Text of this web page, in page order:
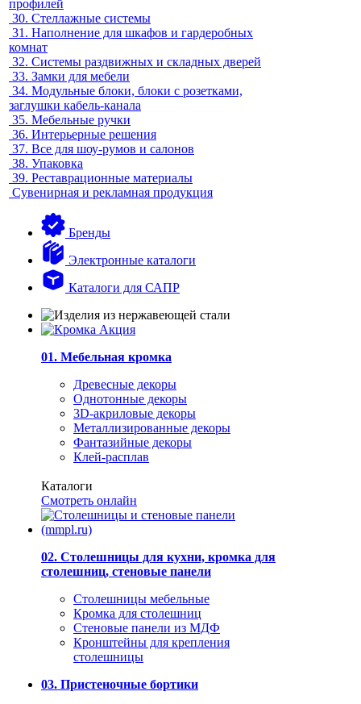
профилей
30. Стеллажные системы
31. Наполнение для шкафов и гардеробных
комнат
32. Системы раздвижных и складных дверей
33. Замки для мебели
34. Модульные блоки, блоки с розетками,
заглушки кабель-канала
35. Мебельные ручки
36. Интерьерные решения
37. Все для шоу-румов и салонов
38. Упаковка
39. Реставрационные материалы
Сувенирная и рекламная продукция
Бренды
Электронные каталоги
Каталоги для САПР
01. Мебельная кромка
Древесные декоры
Однотонные декоры
3D-акриловые декоры
Металлизированные декоры
Фантазийные декоры
Клей-расплав
Каталоги
Смотреть онлайн
02. Столешницы для кухни, кромка для
столешниц, стеновые панели
Столешницы мебельные
Кромка для столешниц
Стеновые панели из МДФ
Кронштейны для крепления
столешницы
03. Пристеночные бортики